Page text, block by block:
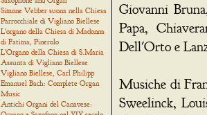
Simone Vebber suona nella Chiesa
Parrocchiale di Vigliano Biellese
L'organo della Chiesa di Madonna
di Fatima, Pinerolo
L'Organo della Chiesa di S.Maria
Assunta di Vigliano Biellese
Vigliano Biellese, Carl Philipp
Emanuel Bach: Complete Organ
Music
Antichi Organi del Canavese:
Giovanni
Papa,
Dell'Orto e
Musiche di
Sweelinck,